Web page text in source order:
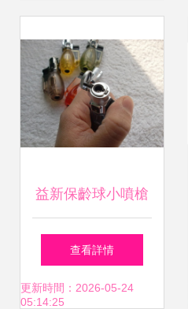
益新保齡球小噴槍
焊槍直沖打火機 工
業與日常的強力點
查看詳情
更新時間：2026-05-24
05:14:25